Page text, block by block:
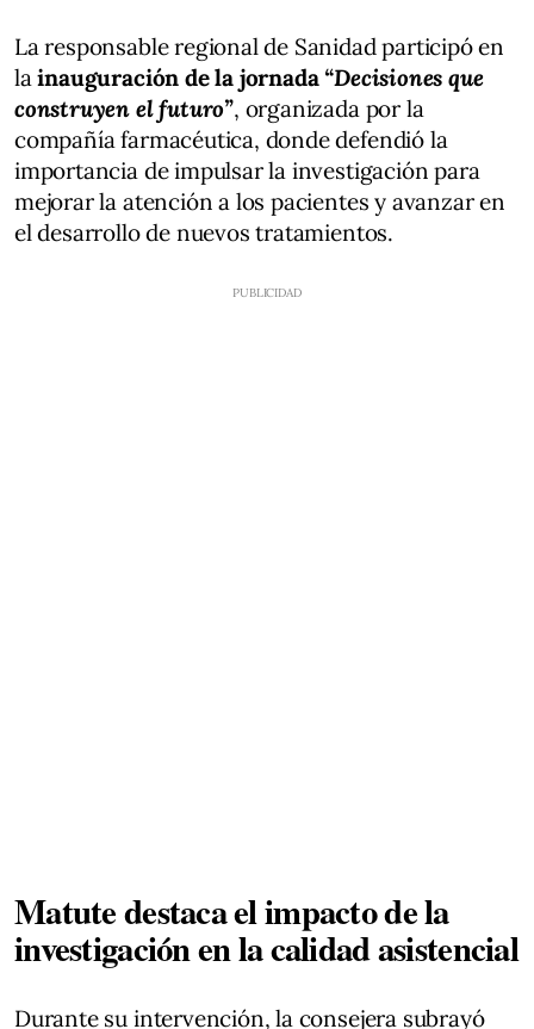
La responsable regional de Sanidad participó en
lainauguración de la jornada “Decisiones que
construyen el futuro”, organizada por la
compañía farmacéutica, donde defendió la
importancia de impulsar la investigación para
mejorar la atención a los pacientes y avanzar en
el desarrollo de nuevos tratamientos.
Matute destaca el impacto de la
investigación en la calidad asistencial
Durante su intervención, la consejera subrayó